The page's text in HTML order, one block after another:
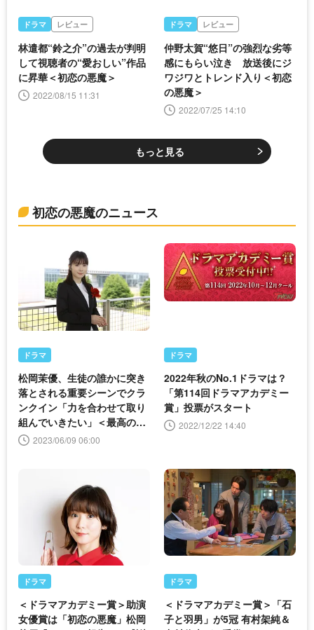
ドラマ レビュー
林遣都“鈴之介”の過去が判明
して視聴者の“愛おしい”作品
に昇華＜初恋の悪魔＞
2022/08/15 11:31
ドラマ レビュー
仲野太賀“悠日”の強烈な劣等
感にもらい泣き 放送後にジ
ワジワとトレンド入り＜初恋
の悪魔＞
2022/07/25 14:10
もっと見る
初恋の悪魔のニュース
ドラマ
松岡茉優、生徒の誰かに突き
落とされる重要シーンでクラ
ンクイン「力を合わせて取り
組んでいきたい」＜最高の教
師＞2023/06/09 06:00
ドラマ
2022年秋のNo.1ドラマは？
「第114回ドラマアカデミー
賞」投票がスタート
2022/12/22 14:40
ドラマ
＜ドラマアカデミー賞＞助演
女優賞は「初恋の悪魔」松岡
ドラマ
＜ドラマアカデミー賞＞「石
子と羽男」が5冠 有村架純＆